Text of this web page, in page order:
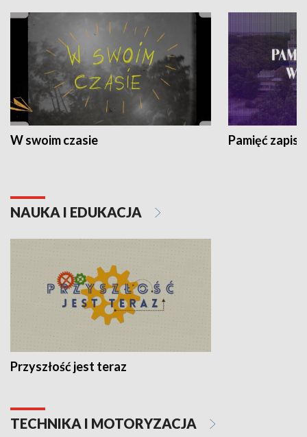
W swoim czasie Pamięć
NAUKA I EDUKACJA
Przyszłość jest teraz
TECHNIKA I MOTORYZACJA